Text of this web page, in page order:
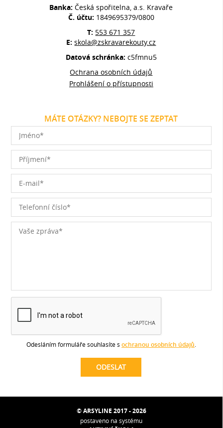
Banka:Česká spořitelna, a.s. Kravaře
Č. účtu: 1849695379/0800
T: 553 671 357
E:skola@zskravarekouty.cz
Datová schránka: c5fmnu5
Ochrana osobních údajů
Prohlášení o přístupnosti
MÁTE OTÁZKY? NEBOJTE SE ZEPTAT
Odesláním formuláře souhlasíte s ochranou osobních údajů.
© ARSYLINE 2017 - 2026
postaveno na systému